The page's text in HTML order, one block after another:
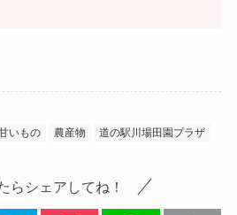
いもの 農産物 道の駅川場田園プラザ
らシェアしてね！